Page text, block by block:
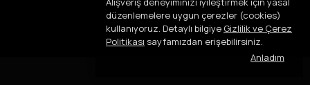
düzenlemelere uygun çerezler (cookies)
kullanıyoruz. Detaylı bilgiye Gizlilik ve Çerez
Politikası sayfamızdan erişebilirsiniz.
Anladım